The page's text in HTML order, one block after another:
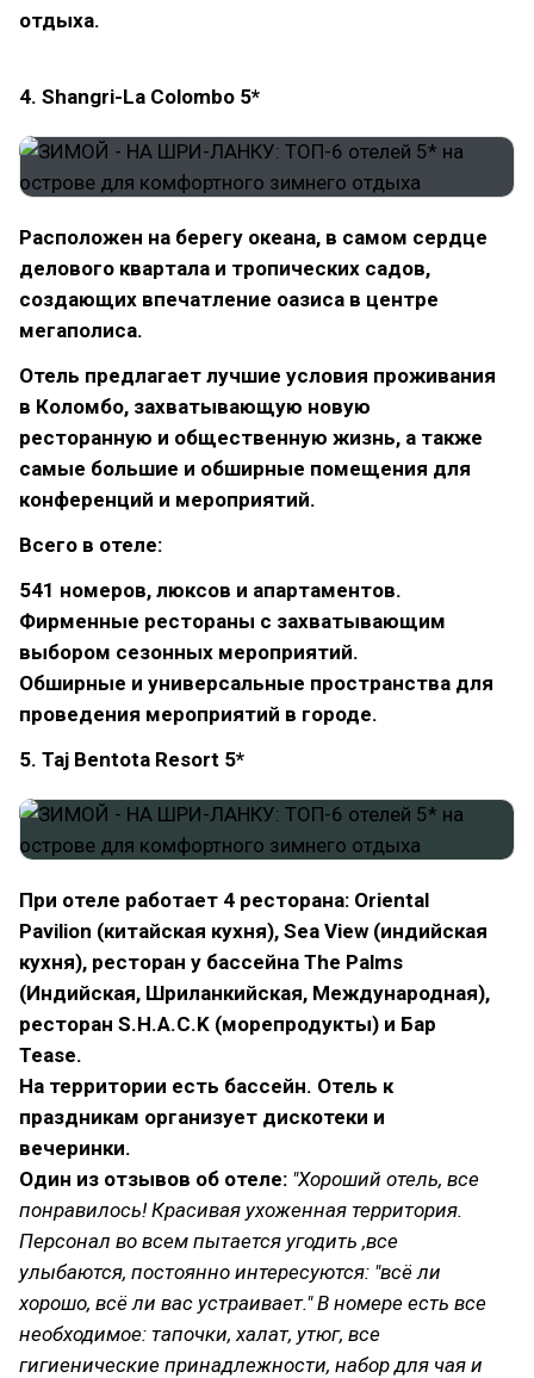
отдыха.
4. Shangri-La Colombo 5*
Расположен на берегу океана, в самом сердце
делового квартала и тропических садов,
создающих впечатление оазиса в центре
мегаполиса.
Отель предлагает лучшие условия проживания
в Коломбо, захватывающую новую
ресторанную и общественную жизнь, а также
самые большие и обширные помещения для
конференций и мероприятий.
Всего в отеле:
541 номеров, люксов и апартаментов.
Фирменные рестораны с захватывающим
выбором сезонных мероприятий.
Обширные и универсальные пространства для
проведения мероприятий в городе.
5. Taj Bentota Resort 5*
При отеле работает 4 ресторана: Oriental
Pavilion (китайская кухня), Sea View (индийская
кухня), ресторан у бассейна The Palms
(Индийская, Шриланкийская, Международная),
ресторан S.H.A.C.K (морепродукты) и Бар
Tease.
На территории есть бассейн. Отель к
праздникам организует дискотеки и
вечеринки.
Один из отзывов об отеле: "Хороший отель, все
понравилось! Красивая ухоженная территория.
Персонал во всем пытается угодить ,все
улыбаются, постоянно интересуются: "всё ли
хорошо, всё ли вас устраивает." В номере есть все
необходимое: тапочки, халат, утюг, все
гигиенические принадлежности, набор для чая и